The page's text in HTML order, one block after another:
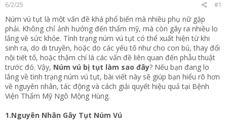
r
6/2/25 #1
Núm vú tụt là một vấn đề khá phổ biến mà nhiều phụ nữ gặp
phải. Không chỉ ảnh hưởng đến thẩm mỹ, mà còn gây ra nhiều lo
lắng về sức khỏe. Tình trạng núm vú tụt có thể xuất hiện từ khi
sinh ra, do di truyền, hoặc do các yếu tố như cho con bú, thay đổi
nội tiết tố, hoặc thậm chí là các vấn đề liên quan đến phẫu thuật
trước đó. Vậy, Núm vú bị tụt làm sao đây? Nếu bạn đang lo
lắng về tình trạng núm vú tụt, bài viết này sẽ giúp bạn hiểu rõ hơn
về nguyên nhân, tác động và cách giải quyết hiệu quả tại Bệnh
Viện Thẩm Mỹ Ngô Mộng Hùng.
1.Nguyên Nhân Gây Tụt Núm Vú